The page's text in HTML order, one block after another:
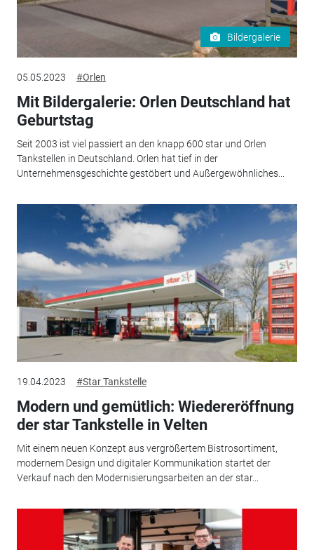
Bildergalerie
05.05.2023 #Orlen
Mit Bildergalerie: Orlen Deutschland hat
Geburtstag
Seit 2003 ist viel passiert an den knapp 600 star und Orlen
Tankstellen in Deutschland. Orlen hat tief in der
Unternehmensgeschichte gestöbert und Außergewöhnliches...
19.04.2023 #Star Tankstelle
Modern und gemütlich: Wiedereröffnung
der star Tankstelle in Velten
Mit einem neuen Konzept aus vergrößertem Bistrosortiment,
modernem Design und digitaler Kommunikation startet der
Verkauf nach den Modernisierungsarbeiten an der star...